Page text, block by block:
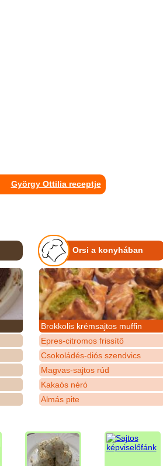
György Ottilia receptje
Orsi a konyhában
Brokkolis krémsajtos muffin
Epres-citromos frissítő
Csokoládés-diós szendvics
Magvas-sajtos rúd
Kakaós néró
Almás pite